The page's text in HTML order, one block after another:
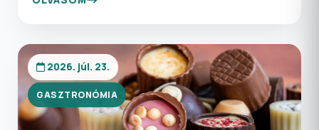
különlegessége mégis abban rejlik, hogy a
pihenés mellett több ezer év történelmének
nyomait is felfedezhetjük itt.
2026. júl. 23.
GASZTRONÓMIA